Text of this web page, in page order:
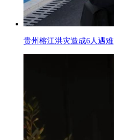
贵州榕江洪灾造成6人遇难